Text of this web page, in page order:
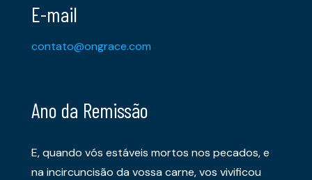
E-mail
contato@ongrace.com
Ano da Remissão
E, quando vós estáveis mortos nos pecados, e
na incircuncisão da vossa carne, vos vivificou